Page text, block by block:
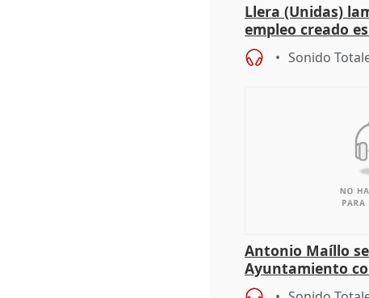
Llera (Unidas)
empleo creado
"esfumará" al
Sonido
Antonio Maíllo
Ayuntamiento
especulador